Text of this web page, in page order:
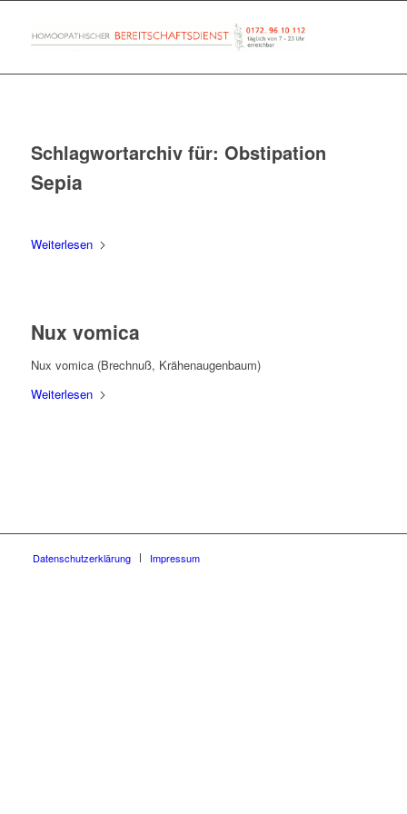
Schlagwortarchiv für: Obstipation
Sepia
Weiterlesen
Nux vomica
Nux vomica (Brechnuß, Krähenaugenbaum)
Weiterlesen
Datenschutzerklärung Impressum